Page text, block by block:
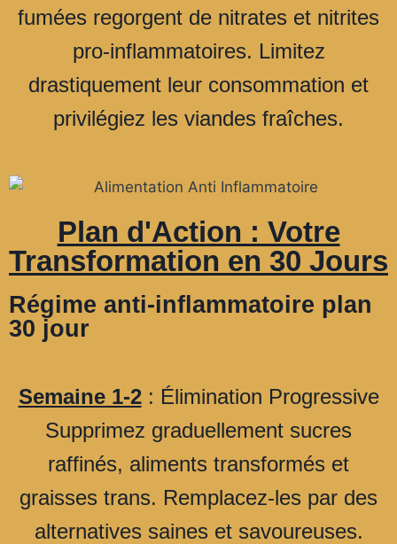
fumées regorgent de nitrates et nitrites
pro-inflammatoires. Limitez
drastiquement leur consommation et
privilégiez les viandes fraîches.
Plan d'Action : Votre
Transformation en 30 Jours
Régime anti-inflammatoire plan
30 jour
Semaine 1-2: Élimination Progressive
Supprimez graduellement sucres
raffinés, aliments transformés et
graisses trans. Remplacez-les par des
alternatives saines et savoureuses.